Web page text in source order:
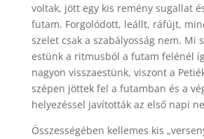
voltak, jött egy kis remény sugallat
futam. Forgolódott, leállt, ráfújt,
szelet csak a szabályosság nem. Mi
estünk a ritmusból a futam felénél
nagyon visszaestünk, viszont a
szépen jöttek fel a futamban és a
helyezéssel javították az első napi
Összességében kellemes kis